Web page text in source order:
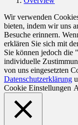
Wir verwenden
bieten, indem wir uns
Besuche erinnern.
erklären Sie sich mit
Sie können jedoch die
individuelle
von uns eingesetzten
Datenschutzerklärung
Cookie Einstellungen